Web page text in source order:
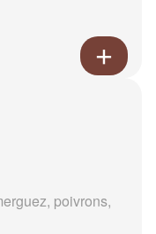
poivrons,